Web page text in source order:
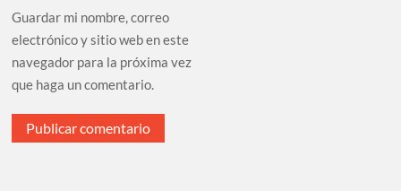
Guardar mi nombre, correo
electrónico y sitio web en este
navegador para la próxima vez
que haga un comentario.